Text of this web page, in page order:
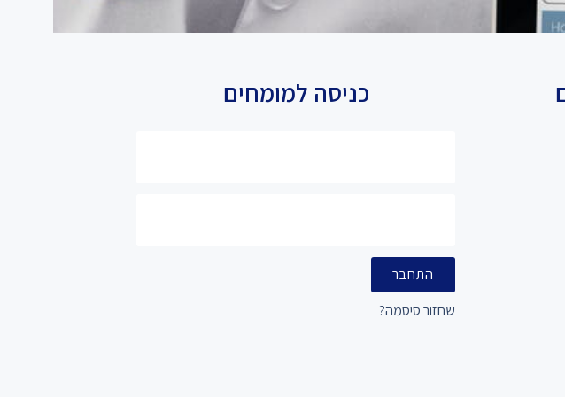
כניסה למומחים
התחבר
שחזור סיסמה?